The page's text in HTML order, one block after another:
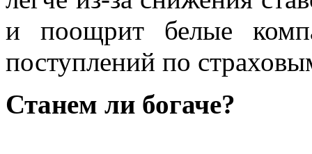
и поощрит белые
поступлений по
Станем ли богаче?